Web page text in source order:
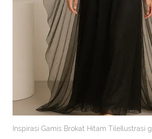
Inspirasi Gamis Brokat Hitam TileIlustrasi